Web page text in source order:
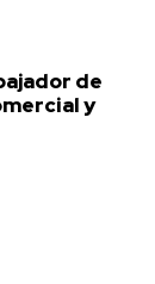
de
y